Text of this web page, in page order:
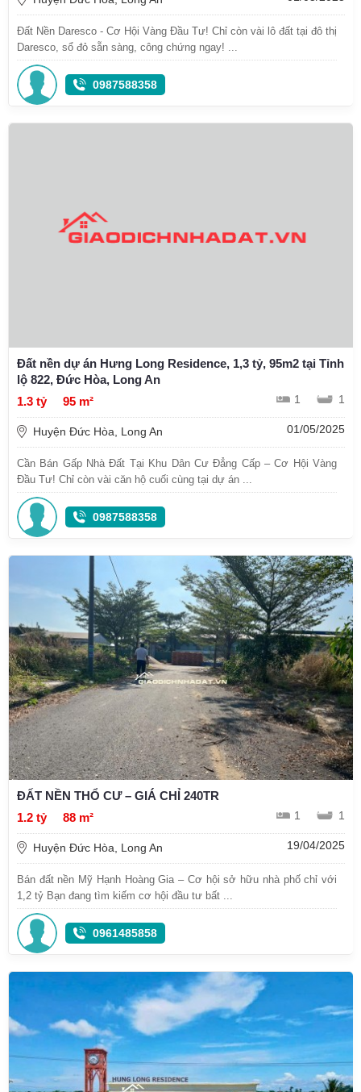
Đất Nền Daresco - Cơ Hội Vàng Đầu Tư! Chỉ còn vài lô đất tại đô thị
Daresco, sổ đỏ sẵn sàng, công chứng ngay! ...
0987588358
Đất nền dự án Hưng Long Residence, 1,3 tỷ, 95m2 tại Tỉnh
lộ 822, Đức Hòa, Long An
1.3 tỷ
95 m² 1 1
Huyện Đức Hòa, Long An 01/05/2025
Cần Bán Gấp Nhà Đất Tại Khu Dân Cư Đẳng Cấp – Cơ Hội Vàng
Đầu Tư! Chỉ còn vài căn hộ cuối cùng tại dự án ...
0987588358
ĐẤT NỀN THỔ CƯ – GIÁ CHỈ 240TR
1.2 tỷ
88 m² 1 1
Huyện Đức Hòa, Long An 19/04/2025
Bán đất nền Mỹ Hạnh Hoàng Gia – Cơ hội sở hữu nhà phố chỉ với
1,2 tỷ Bạn đang tìm kiếm cơ hội đầu tư bất ...
0961485858